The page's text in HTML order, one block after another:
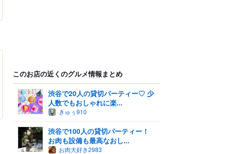
このお店の近くのグルメ情報まとめ
渋谷で20人の貸切パーティー♡ 少
人数でもおしゃれに楽...
きゅぅ910
渋谷で100人の貸切パーティー！
お肉も設備も最高なおし...
お肉大好き2983